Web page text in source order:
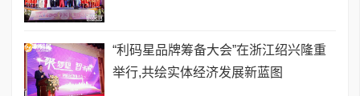
​“利码星品牌筹备大会”在浙江绍兴隆重
举行,共绘实体经济发展新蓝图